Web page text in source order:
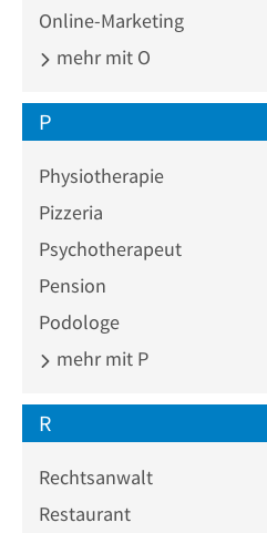
Online-Marketing
mehr mit O
P
Physiotherapie
Pizzeria
Psychotherapeut
Pension
Podologe
mehr mit P
R
Rechtsanwalt
Restaurant